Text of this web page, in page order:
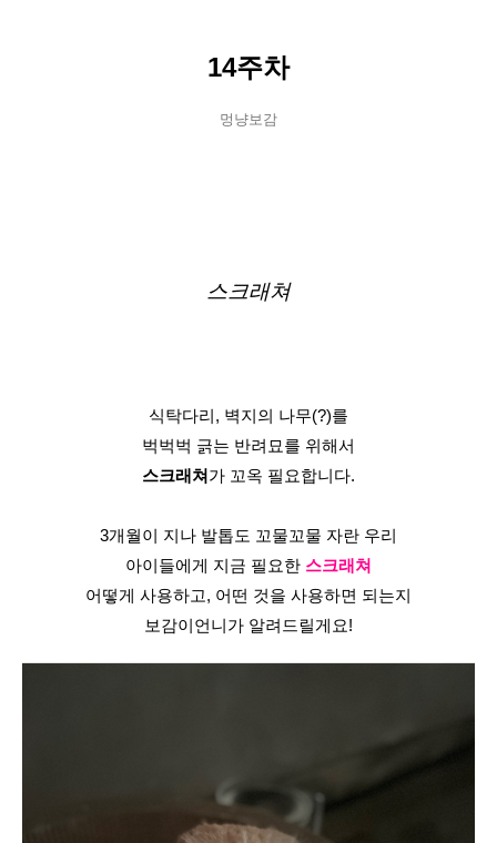
14주차
멍냥보감
스크래쳐
식탁다리, 벽지의 나무(?)를
벅벅벅 긁는 반려묘를 위해서
스크래쳐가 꼬옥 필요합니다.
3개월이 지나 발톱도 꼬물꼬물 자란 우리
아이들에게 지금 필요한 스크래쳐
어떻게 사용하고, 어떤 것을 사용하면 되는지
보감이언니가 알려드릴게요!